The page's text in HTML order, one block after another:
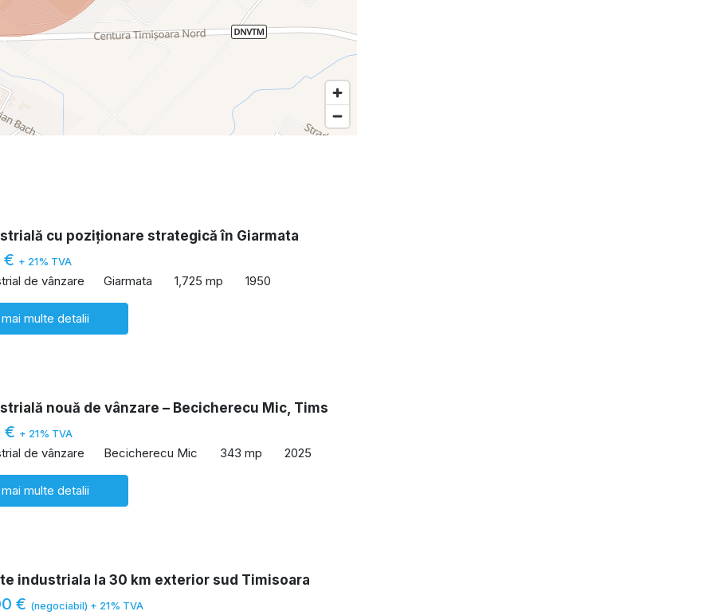
cu poziționare strategică în Giarmata
€ + 21% TVA
de vânzare Giarmata 1,725 mp 1950
multe detalii
nouă de vânzare – Becicherecu Mic, Tims
€ + 21% TVA
de vânzare Becicherecu Mic 343 mp 2025
multe detalii
industriala la 30 km exterior sud Timisoara
€ (negociabil) + 21% TVA